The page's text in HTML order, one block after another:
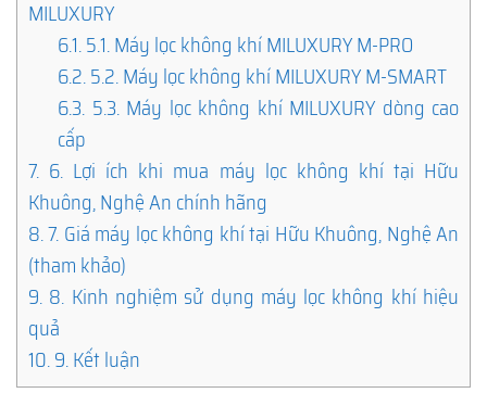
MILUXURY
6.1.5.1. Máy lọc không khí MILUXURY M-PRO
6.2.5.2. Máy lọc không khí MILUXURY M-SMART
6.3. 5.3. Máy lọc không khí MILUXURY dòng cao
cấp
7. 6. Lợi ích khi mua máy lọc không khí tại Hữu
Khuông, Nghệ An chính hãng
8.7. Giá máy lọc không khí tại Hữu Khuông, Nghệ An
(tham khảo)
9. 8. Kinh nghiệm sử dụng máy lọc không khí hiệu
quả
10.9. Kết luận